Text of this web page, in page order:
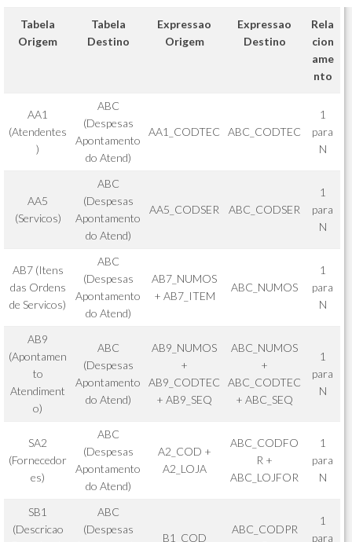
Tabela
Origem
Tabela
Destino
Expressao
Origem
Expressao
Destino
Rela
cion
ame
nto
AA1
(Atendentes
)
ABC
(Despesas
Apontamento
do Atend)
AA1_CODTEC ABC_CODTEC
1
para
N
AA5
(Servicos)
ABC
(Despesas
Apontamento
do Atend)
AA5_CODSER ABC_CODSER
1
para
N
AB7 (Itens
das Ordens
de Servicos)
ABC
(Despesas
Apontamento
do Atend)
AB7_NUMOS
+ AB7_ITEM
ABC_NUMOS
1
para
N
AB9
(Apontamen
to
Atendiment
o)
ABC
(Despesas
Apontamento
do Atend)
AB9_NUMOS
+
AB9_CODTEC
+ AB9_SEQ
ABC_NUMOS
+
ABC_CODTEC
+ ABC_SEQ
1
para
N
SA2
(Fornecedor
es)
ABC
(Despesas
Apontamento
do Atend)
A2_COD +
A2_LOJA
ABC_CODFO
R +
ABC_LOJFOR
1
para
N
SB1
(Descricao
ABC
(Despesas
B1_COD
ABC_CODPR
1
para